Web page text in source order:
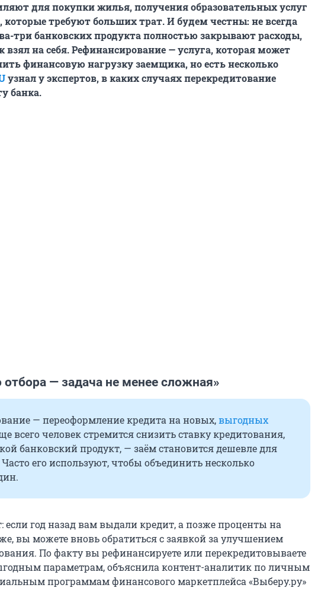
для покупки жилья, получения образовательных услуг
которые требуют больших трат. И будем честны: не всегда
три банковских продукта полностью закрывают расходы,
взял на себя. Рефинансирование — услуга, которая может
финансовую нагрузку заемщика, но есть несколько
узнал у экспертов, в каких случаях перекредитование
банка.
отбора — задача не менее сложная»
— переоформление кредита на новых,выгодных
всего человек стремится снизить ставку кредитования,
банковский продукт, — заём становится дешевле для
его используют, чтобы объединить несколько
если год назад вам выдали кредит, а позже проценты на
вы можете вновь обратиться с заявкой за улучшением
По факту вы рефинансируете или перекредитовываете
параметрам, объяснила контент-аналитик по личным
программам финансового маркетплейса «Выберу.ру»